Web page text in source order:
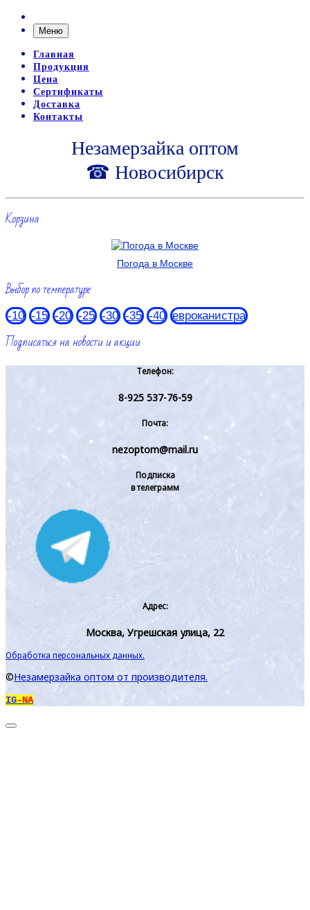
Меню
Главная
Продукция
Цена
Сертификаты
Доставка
Контакты
Незамерзайка оптом
☎ Новосибирск
Корзина
Погода в Москве
Выбор по температуре
-10 -15 -20 -25 -30 -35 -40 евроканистра
Подписаться на новости и акции
Телефон:
8-925 537-76-59
Почта:
nezoptom@mail.ru
Подписка
в телеграмм
Адрес:
Москва, Угрешская улица, 22
Обработка персональных данных.
©Незамерзайка оптом от производителя.
IG-NA